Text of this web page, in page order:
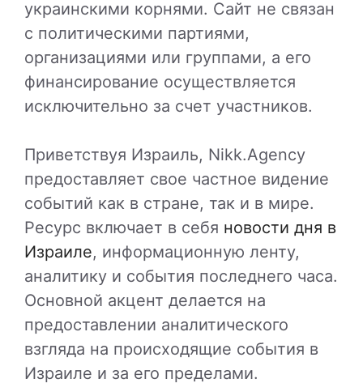
украинскими корнями. Сайт не связан
с политическими партиями,
организациями или группами, а его
финансирование осуществляется
исключительно за счет участников.
Приветствуя Израиль, Nikk.Agency
предоставляет свое частное видение
событий как в стране, так и в мире.
Ресурс включает в себя новости дня в
Израиле, информационную ленту,
аналитику и события последнего часа.
Основной акцент делается на
предоставлении аналитического
взгляда на происходящие события в
Израиле и за его пределами.